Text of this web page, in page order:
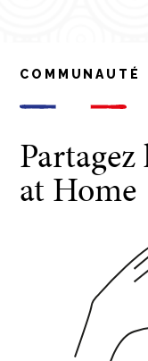
COMMUNAUTÉ
at Home